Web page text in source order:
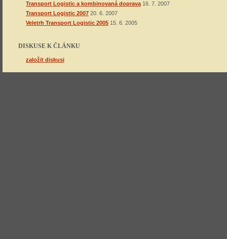
Transport Logistic a kombinovaná doprava 16. 7. 2007
Transport Logistic 2007 20. 6. 2007
Veletrh Transport Logistic 2005 15. 6. 2005
DISKUSE K ČLÁNKU
založit diskusi